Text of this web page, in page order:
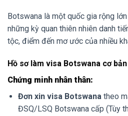
Botswana là một quốc gia rộng
những kỳ quan thiên nhiên danh
tộc, điểm đến mơ ước của nhiều
Hồ sơ làm visa Botswana cơ bản
Chứng minh nhân thân:
Đơn xin visa Botswanatheo
ĐSQ/LSQ Botswana cấp (Tùy